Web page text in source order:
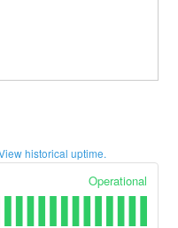
historical uptime.
Operational